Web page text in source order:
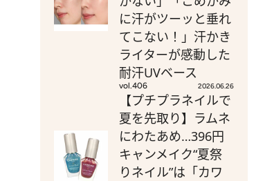
に汗がツーッと垂れ
てこない！」汗かき
ライターが感動した
耐汗UVベース
vol.406 2026.06.26
【プチプラネイルで
夏を先取り】ラムネ
にわたあめ…396円
キャンメイク“夏祭
りネイル”は「カワ